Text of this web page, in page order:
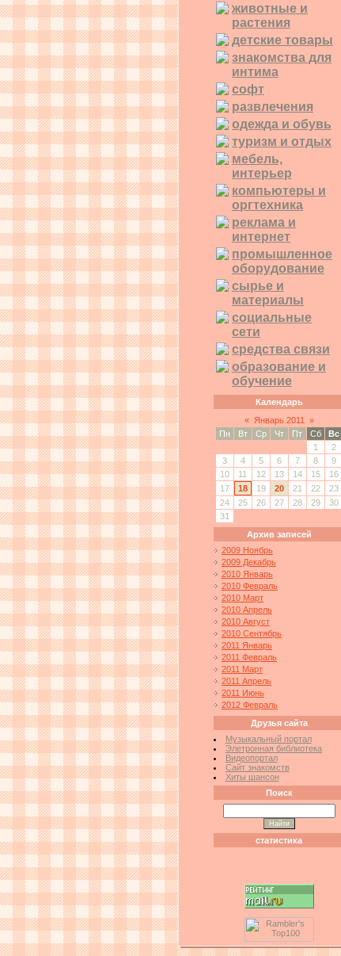
животные и
растения
детские товары
знакомства для
интима
софт
развлечения
одежда и обувь
туризм и отдых
мебель,
интерьер
компьютеры и
оргтехника
реклама и
интернет
промышленное
оборудование
сырье и
материалы
социальные
сети
средства связи
образование и
обучение
Календарь
«
Январь 2011
»
Пн
Вт Ср Чт Пт Сб
Вс
1
2
3
4 5 6 7 8
9
10
11 12 13 14 15
16
17
18 19 20 21 22
23
24
25 26 27 28 29
30
31
Архив записей
2009 Ноябрь
2009 Декабрь
2010 Январь
2010 Февраль
2010 Март
2010 Апрель
2010 Август
2010 Сентябрь
2011 Январь
2011 Февраль
2011 Март
2011 Апрель
2011 Июнь
2012 Февраль
Друзья сайта
Музыкальный портал
Элетронная библиотека
Видеопортал
Сайт знакомств
Хиты шансон
Поиск
статистика